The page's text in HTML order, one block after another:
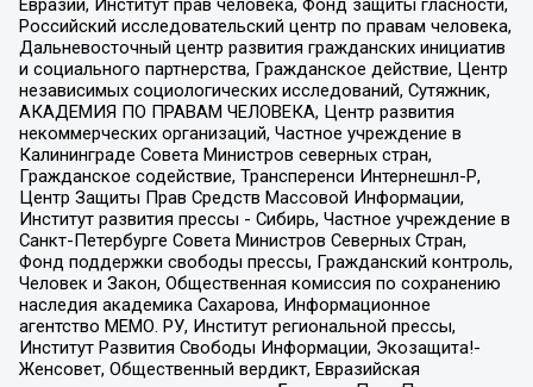
Евразии, Институт прав человека, Фонд защиты гласности,
Российский исследовательский центр по правам человека,
Дальневосточный центр развития гражданских инициатив
и социального партнерства, Гражданское действие, Центр
независимых социологических исследований, Сутяжник,
АКАДЕМИЯ ПО ПРАВАМ ЧЕЛОВЕКА, Центр развития
некоммерческих организаций, Частное учреждение в
Калининграде Совета Министров северных стран,
Гражданское содействие, Трансперенси Интернешнл-Р,
Центр Защиты Прав Средств Массовой Информации,
Институт развития прессы - Сибирь, Частное учреждение в
Санкт-Петербурге Совета Министров Северных Стран,
Фонд поддержки свободы прессы, Гражданский контроль,
Человек и Закон, Общественная комиссия по сохранению
наследия академика Сахарова, Информационное
агентство МЕМО. РУ, Институт региональной прессы,
Институт Развития Свободы Информации, Экозащита!-
Женсовет, Общественный вердикт, Евразийская